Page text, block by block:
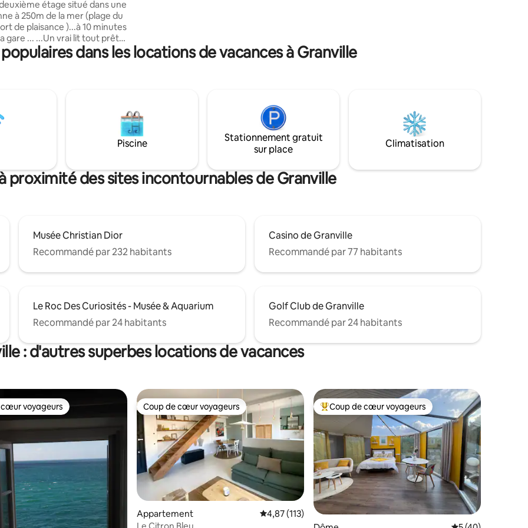
étage situé dans une
à 250m de la mer (plage du
de plaisance )...à 10 minutes
vrai lit tout prêt
fourni ....ventilateur ..
..Vous êtes chez
Fontaine Bedeau....wifi
FUMEUR...
dans les locations de vacances à Granville
Piscine
Stationnement gratuit
sur place
Climatisation
proximité des sites incontournables de Granville
Musée Christian Dior
Recommandé par 232 habitants
Casino de Granville
Recommandé par 77 habitants
Le Roc Des Curiosités - Musée & Aquarium
Recommandé par 24 habitants
Golf Club de Granville
Recommandé par 24 habitants
: d'autres superbes locations de vacances
cœur voyageurs
voyageurs Coup de cœur voyageurs
Coup de cœur voyageurs
Appartement Évaluation moyenne sur la base de 113 commentaires : 4,87 sur 5
4,87 (113)
Coups de cœur voyageurs les plus appréciés
Coup de cœur voyageurs